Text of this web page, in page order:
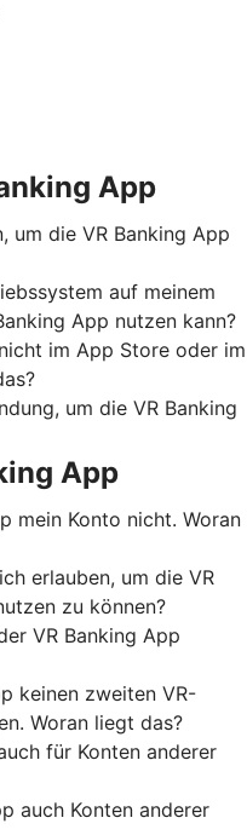
App
um die VR Banking App
auf meinem
App nutzen kann?
im App Store oder im
um die VR Banking
App
mein Konto nicht. Woran
erlauben, um die VR
zu können?
VR Banking App
keinen zweiten VR-
Woran liegt das?
für Konten anderer
auch Konten anderer